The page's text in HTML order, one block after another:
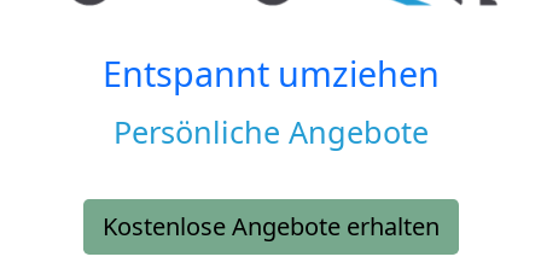
Entspannt umziehen
Persönliche Angebote
Kostenlose Angebote erhalten